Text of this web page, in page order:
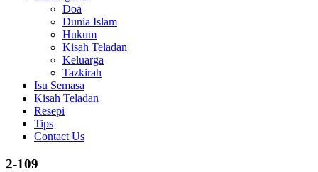
Doa
Dunia Islam
Hukum
Kisah Teladan
Keluarga
Tazkirah
Isu Semasa
Kisah Teladan
Resepi
Tips
Contact Us
2-109